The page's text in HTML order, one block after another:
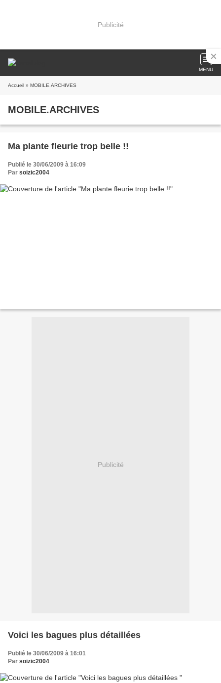
Publicité
MENU
Accueil » MOBILE.ARCHIVES
MOBILE.ARCHIVES
Ma plante fleurie trop belle !!
Publié le 30/06/2009 à 16:09
Par soizic2004
Publicité
Voici les bagues plus détaillées
Publié le 30/06/2009 à 16:01
Par soizic2004